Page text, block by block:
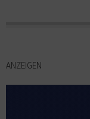
ANZEIGEN